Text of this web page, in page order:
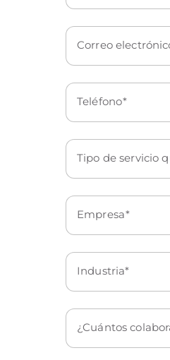
Correo
Teléfono
Tipo de servicio
Empresa
Industria
¿Cuántos